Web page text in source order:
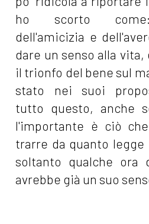
ho scorto come:
dell'amicizia e
dare un senso alla
il trionfo del bene sul
stato nei suoi
tutto questo, anche
l'importante è ciò
trarre da quanto legge
soltanto qualche ora
avrebbe già un suo